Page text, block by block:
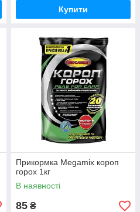
Купити
Прикормка Megamix короп
горох 1кг
В наявності
85 ₴